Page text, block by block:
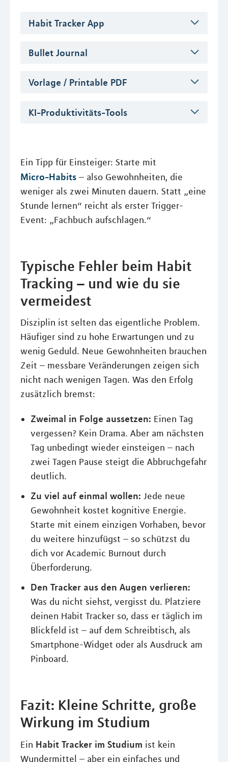
Habit Tracker App
Bullet Journal
Vorlage / Printable PDF
KI-Produktivitäts-Tools
Ein Tipp für Einsteiger: Starte mit
Micro-Habits – also Gewohnheiten, die
weniger als zwei Minuten dauern. Statt „eine
Stunde lernen“ reicht als erster Trigger-
Event: „Fachbuch aufschlagen.“
Typische Fehler beim Habit
Tracking – und wie du sie
vermeidest
Disziplin ist selten das eigentliche Problem.
Häufiger sind zu hohe Erwartungen und zu
wenig Geduld. Neue Gewohnheiten brauchen
Zeit – messbare Veränderungen zeigen sich
nicht nach wenigen Tagen. Was den Erfolg
zusätzlich bremst:
Zweimal in Folge aussetzen: Einen Tag
vergessen? Kein Drama. Aber am nächsten
Tag unbedingt wieder einsteigen – nach
zwei Tagen Pause steigt die Abbruchgefahr
deutlich.
Zu viel auf einmal wollen: Jede neue
Gewohnheit kostet kognitive Energie.
Starte mit einem einzigen Vorhaben, bevor
du weitere hinzufügst – so schützst du
dich vor Academic Burnout durch
Überforderung.
Den Tracker aus den Augen verlieren:
Was du nicht siehst, vergisst du. Platziere
deinen Habit Tracker so, dass er täglich im
Blickfeld ist – auf dem Schreibtisch, als
Smartphone-Widget oder als Ausdruck am
Pinboard.
Fazit: Kleine Schritte, große
Wirkung im Studium
Ein Habit Tracker im Studium ist kein
Wundermittel – aber ein einfaches und